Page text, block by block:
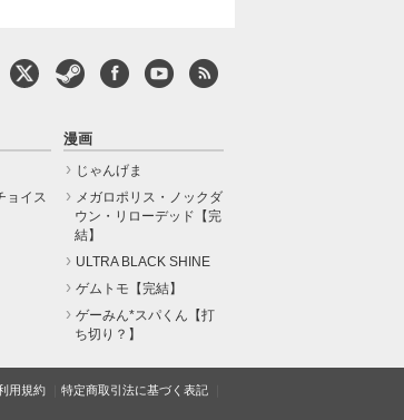
ョイス
漫画
じゃんげま
メガロポリス・ノックダ
ウン・リローデッド【完
結】
ULTRA BLACK SHINE
ゲムトモ【完結】
ゲーみん*スパくん【打
ち切り？】
用規約 特定商取引法に基づく表記